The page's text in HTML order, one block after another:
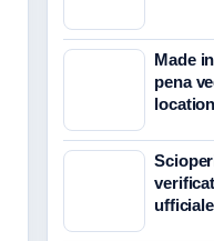
Made
pena
location
ufficiale